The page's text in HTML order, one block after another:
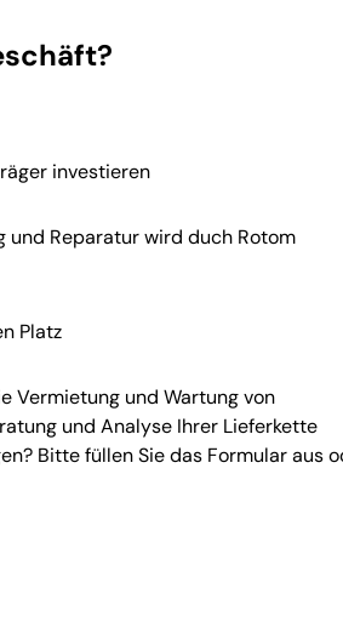
investieren
und Reparatur wird duch Rotom
Platz
Vermietung und Wartung von
und Analyse Ihrer Lieferkette
Bitte füllen Sie das Formular aus